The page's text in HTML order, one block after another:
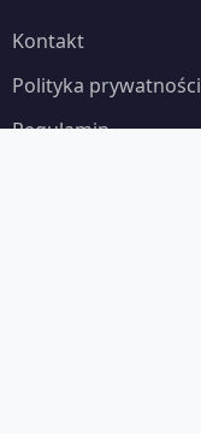
Kontakt
Polityka prywatności
Regulamin